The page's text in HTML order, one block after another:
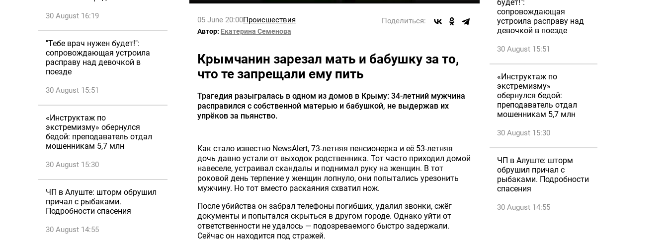
30 August 16:19
"Тебе врач нужен будет!":
сопровождающая устроила
расправу над девочкой в
поезде
30 August 15:51
«Инструктаж по
экстремизму» обернулся
бедой: преподаватель отдал
мошенникам 5,7 млн
30 August 15:30
ЧП в Алуште: шторм обрушил
причал с рыбаками.
Подробности спасения
30 August 14:55
05 June 20:00Происшествия Поделиться:
Автор: Екатерина Семенова
Крымчанин зарезал мать и бабушку за то,
что те запрещали ему пить
Трагедия разыгралась в одном из домов в Крыму: 34-летний мужчина
расправился с собственной матерью и бабушкой, не выдержав их
упрёков за пьянство.
Как стало известно NewsAlert, 73-летняя пенсионерка и её 53-летняя
дочь давно устали от выходок родственника. Тот часто приходил домой
навеселе, устраивал скандалы и поднимал руку на женщин. В тот
роковой день терпение у женщин лопнуло, они попытались урезонить
мужчину. Но тот вместо раскаяния схватил нож.
После убийства он забрал телефоны погибших, удалил звонки, сжёг
документы и попытался скрыться в другом городе. Однако уйти от
ответственности не удалось — подозреваемого быстро задержали.
Сейчас он находится под стражей.
будет!":
сопровождающая
устроила расправу над
девочкой в поезде
30 August 15:51
«Инструктаж по
экстремизму»
обернулся бедой:
преподаватель отдал
мошенникам 5,7 млн
30 August 15:30
ЧП в Алуште: шторм
обрушил причал с
рыбаками. Подробности
спасения
30 August 14:55